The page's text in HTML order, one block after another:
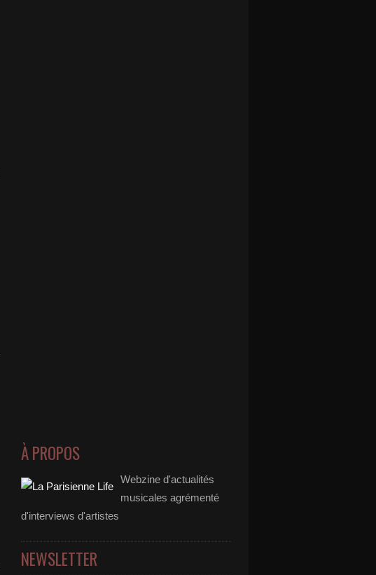
À PROPOS
Webzine d'actualités
musicales agrémenté
d'interviews d'artistes
NEWSLETTER